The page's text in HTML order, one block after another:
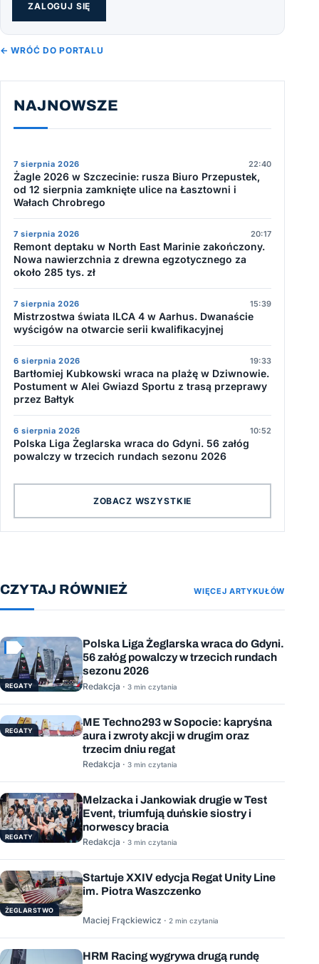
ZALOGUJ SIĘ
← WRÓĆ DO PORTALU
NAJNOWSZE
7 sierpnia 2026 22:40
Żagle 2026 w Szczecinie: rusza Biuro Przepustek,
od 12 sierpnia zamknięte ulice na Łasztowni i
Wałach Chrobrego
7 sierpnia 2026 20:17
Remont deptaku w North East Marinie zakończony.
Nowa nawierzchnia z drewna egzotycznego za
około 285 tys. zł
7 sierpnia 2026 15:39
Mistrzostwa świata ILCA 4 w Aarhus. Dwanaście
wyścigów na otwarcie serii kwalifikacyjnej
6 sierpnia 2026 19:33
Bartłomiej Kubkowski wraca na plażę w Dziwnowie.
Postument w Alei Gwiazd Sportu z trasą przeprawy
przez Bałtyk
6 sierpnia 2026 10:52
Polska Liga Żeglarska wraca do Gdyni. 56 załóg
powalczy w trzecich rundach sezonu 2026
ZOBACZ WSZYSTKIE
CZYTAJ RÓWNIEŻ WIĘCEJ ARTYKUŁÓW
REGATY
Polska Liga Żeglarska wraca do Gdyni.
56 załóg powalczy w trzecich rundach
sezonu 2026
Redakcja · 3 min czytania
REGATY
ME Techno293 w Sopocie: kapryśna
aura i zwroty akcji w drugim oraz
trzecim dniu regat
Redakcja · 3 min czytania
REGATY
Melzacka i Jankowiak drugie w Test
Event, triumfują duńskie siostry i
norwescy bracia
Redakcja · 3 min czytania
ŻEGLARSTWO
Startuje XXIV edycja Regat Unity Line
im. Piotra Waszczenko
Maciej Frąckiewicz · 2 min czytania
HRM Racing wygrywa drugą rundę